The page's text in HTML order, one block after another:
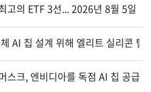
고의 ETF 3선... 2026년 8월 5일 기
AI 칩 설계 위해 엘리트 실리콘 팀
스크, 엔비디아를 독점 AI 칩 공급